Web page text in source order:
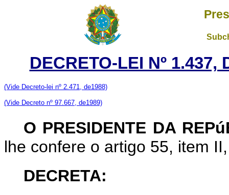
DECRETO-LEI Nº 1.437,
(Vide Decreto-lei nº 2.471, de1988)
(Vide Decreto nº 97.667, de1989)
O PRESIDENTE DA
lhe confere o artigo 55, item
DECRETA: